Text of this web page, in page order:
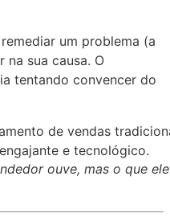
um problema (a
sua causa. O
tentando convencer do
ouve, mas o que ele